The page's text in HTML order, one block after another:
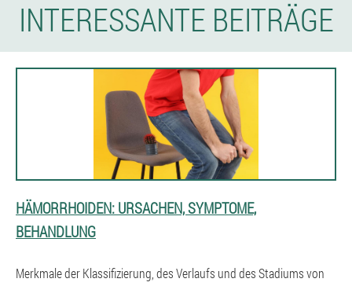
INTERESSANTE BEITRÄGE
HÄMORRHOIDEN: URSACHEN, SYMPTOME,
BEHANDLUNG
Merkmale der Klassifizierung, des Verlaufs und des Stadiums von